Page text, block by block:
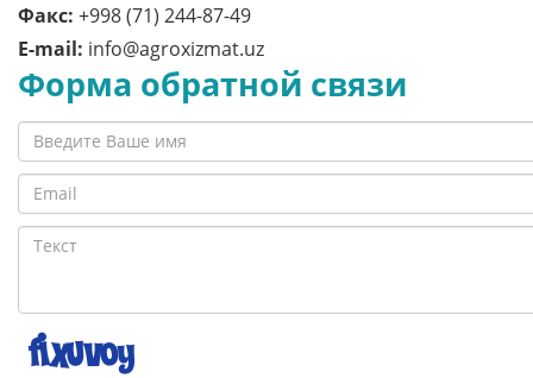
Факс: +998 (71) 244-87-49
E-mail: info@agroxizmat.uz
Форма обратной связи